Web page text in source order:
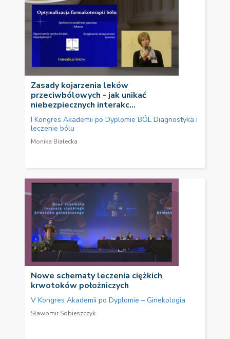
Zasady kojarzenia leków
przeciwbólowych - jak unikać
niebezpiecznych interakc...
I Kongres Akademii po Dyplomie BÓL Diagnostyka i
leczenie bólu
Monika Białecka
Nowe schematy leczenia ciężkich
krwotoków położniczych
V Kongres Akademii po Dyplomie – Ginekologia
Sławomir Sobieszczyk